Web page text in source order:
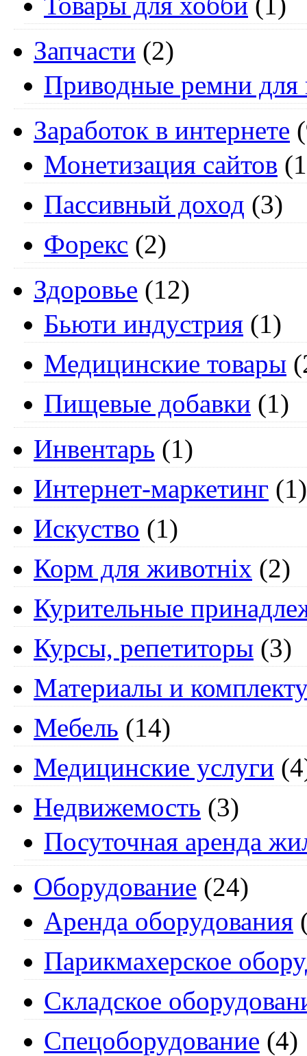
Запчасти (2)
Приводные ремни для
Заработок в интернете
Монетизация сайтов
Пассивный доход (3)
Форекс (2)
Здоровье (12)
Бьюти индустрия (1)
Медицинские товары
Пищевые добавки (1)
Инвентарь (1)
Интернет-маркетинг (1)
Искуство (1)
Корм для животніх (2)
Курительные
Курсы, репетиторы (3)
Материалы и
Мебель (14)
Медицинские услуги
Недвижемость (3)
Посуточная аренда
Оборудование (24)
Аренда оборудования
Парикмахерское
Складское
Спецоборудование (4)